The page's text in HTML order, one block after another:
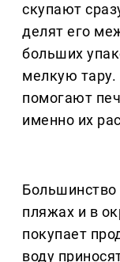
скупают
делят его
больших
мелкую тару.
помогают
именно их
Большинство
пляжах и в
покупает
воду